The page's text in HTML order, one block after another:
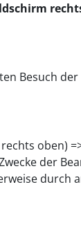
rechts
Besuch
oben)
der
durch